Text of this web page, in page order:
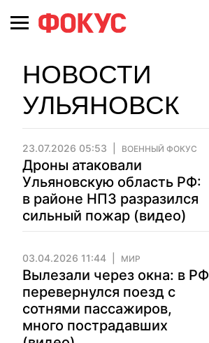
НОВОСТИ
УЛЬЯНОВСК
23.07.2026 05:53 ВОЕННЫЙ ФОКУС
Дроны атаковали
Ульяновскую область РФ:
в районе НПЗ разразился
сильный пожар (видео)
03.04.2026 11:44 МИР
Вылезали через окна: в РФ
перевернулся поезд с
сотнями пассажиров,
много пострадавших